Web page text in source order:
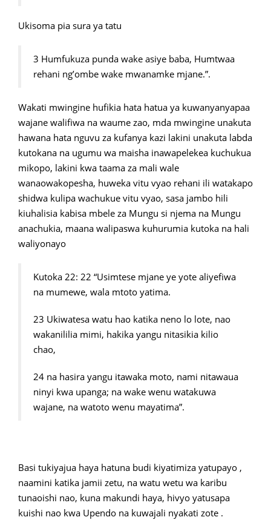
Ukisoma pia sura ya tatu
3 Humfukuza punda wake asiye baba, Humtwaa
rehani ng’ombe wake mwanamke mjane.”.
Wakati mwingine hufikia hata hatua ya kuwanyanyapaa
wajane walifiwa na waume zao, mda mwingine unakuta
hawana hata nguvu za kufanya kazi lakini unakuta labda
kutokana na ugumu wa maisha inawapelekea kuchukua
mikopo, lakini kwa taama za mali wale
wanaowakopesha, huweka vitu vyao rehani ili watakapo
shidwa kulipa wachukue vitu vyao, sasa jambo hili
kiuhalisia kabisa mbele za Mungu si njema na Mungu
anachukia, maana walipaswa kuhurumia kutoka na hali
waliyonayo
Kutoka 22: 22 “Usimtese mjane ye yote aliyefiwa
na mumewe, wala mtoto yatima.
23 Ukiwatesa watu hao katika neno lo lote, nao
wakanililia mimi, hakika yangu nitasikia kilio
chao,
24 na hasira yangu itawaka moto, nami nitawaua
ninyi kwa upanga; na wake wenu watakuwa
wajane, na watoto wenu mayatima”.
Basi tukiyajua haya hatuna budi kiyatimiza yatupayo ,
naamini katika jamii zetu, na watu wetu wa karibu
tunaoishi nao, kuna makundi haya, hivyo yatusapa
kuishi nao kwa Upendo na kuwajali nyakati zote .